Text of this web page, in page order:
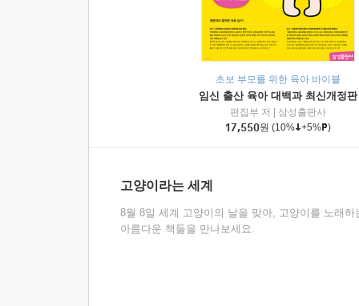
초보 부모를 위한 육아 바이블
임신 출산 육아 대백과 최신개정판
편집부 저
삼성출판사
17,550원 (10% +5% )
고양이라는 세계
8월 8일 세계 고양이의 날을 맞아, 고양이를 노래하
아름다운 책들을 만나보세요.